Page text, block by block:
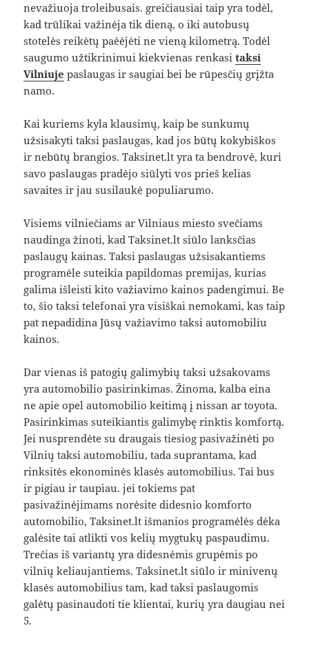
nevažiuoja troleibusais. greičiausiai taip yra todėl,
kad trūlikai važinėja tik dieną, o iki autobusų
stotelės reikėtų paėėjėti ne vieną kilometrą. Todėl
saugumo užtikrinimui kiekvienas renkasitaksi
Vilniuje paslaugas ir saugiai bei be rūpesčių grįžta
namo.
Kai kuriems kyla klausimų, kaip be sunkumų
užsisakyti taksi paslaugas, kad jos būtų kokybiškos
ir nebūtų brangios. Taksinet.lt yra ta bendrovė, kuri
savo paslaugas pradėjo siūlyti vos prieš kelias
savaites ir jau susilaukė populiarumo.
Visiems vilniečiams ar Vilniaus miesto svečiams
naudinga žinoti, kad Taksinet.lt siūlo lanksčias
paslaugų kainas. Taksi paslaugas užsisakantiems
programėle suteikia papildomas premijas, kurias
galima išleisti kito važiavimo kainos padengimui. Be
to, šio taksi telefonai yra visiškai nemokami, kas taip
pat nepadidina Jūsų važiavimo taksi automobiliu
kainos.
Dar vienas iš patogių galimybių taksi užsakovams
yra automobilio pasirinkimas. Žinoma, kalba eina
ne apie opel automobilio keitimą į nissan ar toyota.
Pasirinkimas suteikiantis galimybę rinktis komfortą.
Jei nusprendėte su draugais tiesiog pasivažinėti po
Vilnių taksi automobiliu, tada suprantama, kad
rinksitės ekonominės klasės automobilius. Tai bus
ir pigiau ir taupiau. jei tokiems pat
pasivažinėjimams norėsite didesnio komforto
automobilio, Taksinet.lt išmanios programėlės dėka
galėsite tai atlikti vos kelių mygtukų paspaudimu.
Trečias iš variantų yra didesnėmis grupėmis po
vilnių keliaujantiems. Taksinet.lt siūlo ir minivenų
klasės automobilius tam, kad taksi paslaugomis
galėtų pasinaudoti tie klientai, kurių yra daugiau nei
5.